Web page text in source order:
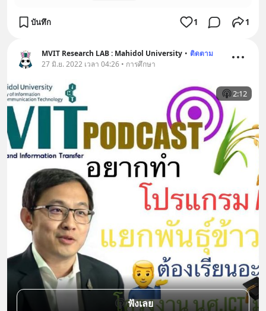
บันทึก 1 1
MVIT Research LAB : Mahidol University • ติดตาม
27 มิ.ย. 2022 เวลา 04:26 • การศึกษา
2:12
ฟังเลย